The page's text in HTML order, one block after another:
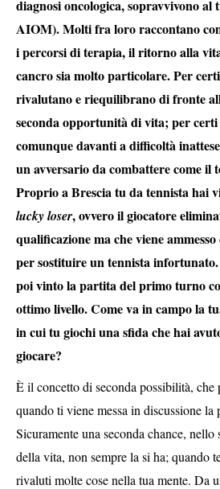
diagnosi oncologica, sopravvivono al
AIOM). Molti fra loro raccontano
i percorsi di terapia, il ritorno alla
cancro sia molto particolare. Per
rivalutano e riequilibrano di fronte
seconda opportunità di vita; per
comunque davanti a difficoltà
un avversario da combattere come il
Proprio a Brescia tu da tennista hai
lucky loser, ovvero il giocatore
qualificazione ma che viene
per sostituire un tennista
poi vinto la partita del primo turno
ottimo livello. Come va in campo la
in cui tu giochi una sfida che hai
giocare?
È il concetto di seconda possibilità, che
quando ti viene messa in discussione la
Sicuramente una seconda chance,
della vita, non sempre la si ha; quando
rivaluti molte cose nella tua mente. Da